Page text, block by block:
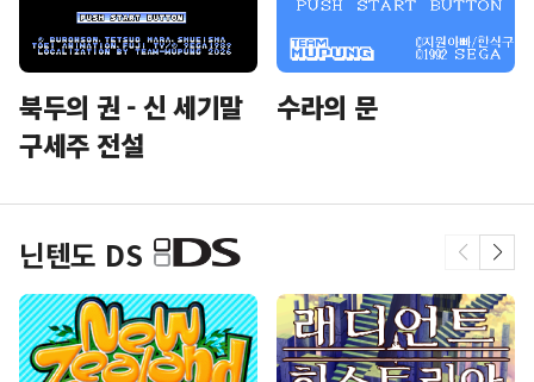
북두의 권 - 신 세기말
구세주 전설
수라의 문
닌텐도 DS